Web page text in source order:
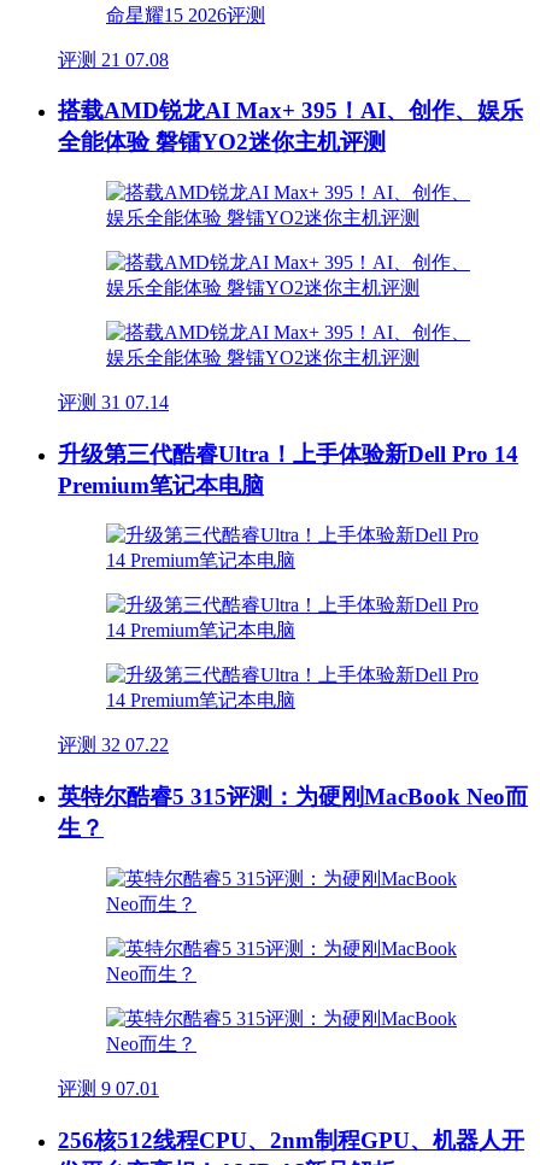
评测 21 07.08
搭载AMD锐龙AI Max+ 395！AI、创作、娱乐
全能体验 磐镭YO2迷你主机评测
评测 31 07.14
升级第三代酷睿Ultra！上手体验新Dell Pro 14
Premium笔记本电脑
评测 32 07.22
英特尔酷睿5 315评测：为硬刚MacBook Neo而
生？
评测 9 07.01
256核512线程CPU、2nm制程GPU、机器人开